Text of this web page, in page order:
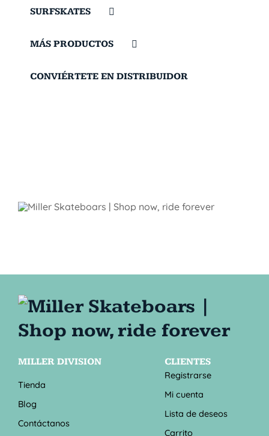
SURFSKATES
MÁS PRODUCTOS
CONVIÉRTETE EN DISTRIBUIDOR
MILLER DIVISION
Tienda
Blog
Contáctanos
CLIENTES
Registrarse
Mi cuenta
Lista de deseos
Carrito